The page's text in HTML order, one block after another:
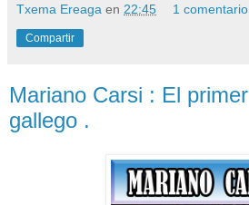
Txema Ereaga en 22:45 1
Compartir
Mariano Carsi : El
gallego .